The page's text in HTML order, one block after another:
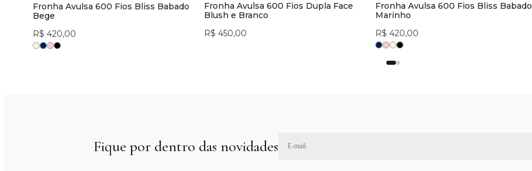
Fronha Avulsa 600 Fios Bliss Babado
Bege
R$ 420,00
Fronha Avulsa 600 Fios Dupla Face
Blush e Branco
R$ 450,00
Fronha Avulsa 600 Fios Bliss Babado
Marinho
R$ 420,00
Fique por dentro das novidades